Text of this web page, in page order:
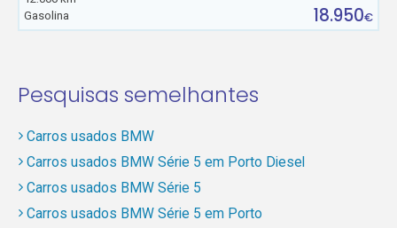
Gasolina
18.950€
Pesquisas semelhantes
Carros usados BMW
Carros usados BMW Série 5 em Porto Diesel
Carros usados BMW Série 5
Carros usados BMW Série 5 em Porto